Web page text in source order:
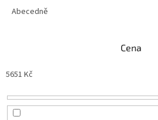
o
u
Abecedně
Cena
5651 Kč